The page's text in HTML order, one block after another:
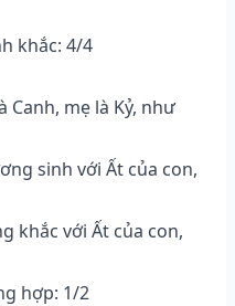
khắc: 4/4
Canh, mẹ là Kỷ, như
sinh với Ất của con,
khắc với Ất của con,
hợp: 1/2